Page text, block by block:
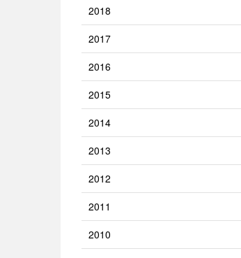
2018
2017
2016
2015
2014
2013
2012
2011
2010